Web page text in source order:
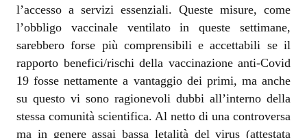
l’accesso a servizi essenziali. Queste misure, come
l’obbligo vaccinale ventilato in queste settimane,
sarebbero forse più comprensibili e accettabili se il
rapporto benefici/rischi della vaccinazione anti-Covid
19 fosse nettamente a vantaggio dei primi, ma anche
su questo vi sono ragionevoli dubbi all’interno della
stessa comunità scientifica. Al netto di una controversa
ma in genere assai bassa letalità del virus (attestata